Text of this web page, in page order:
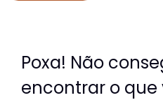
Poxa! Não
encontrar o que